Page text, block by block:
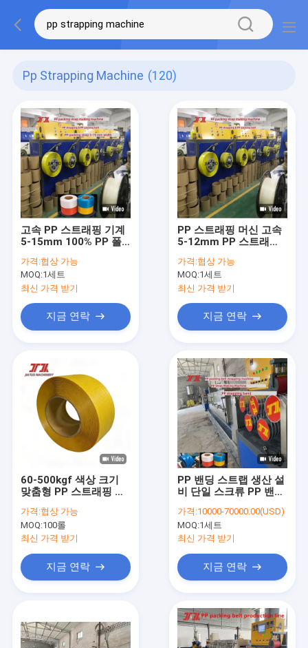
Pp Strapping Machine (120)
고속 PP 스트래핑 기계
5-15mm 100% PP 폴
핑 장비
가격:협상 가능
MOQ:1세트
최신 가격 받기
지금 연락
PP 스트래핑 머신 고속
5-12mm PP 스트래핑
스템
가격:협상 가능
MOQ:1세트
최신 가격 받기
지금 연락
60-500kgf 색상 크기
맞춤형 PP 스트래핑 기
스트래핑 롤
가격:협상 가능
MOQ:100롤
최신 가격 받기
지금 연락
PP 밴딩 스트랩 생산 설
비 단일 스크류 PP 밴딩
가격:10000-70000.00(USD)
MOQ:1세트
최신 가격 받기
지금 연락